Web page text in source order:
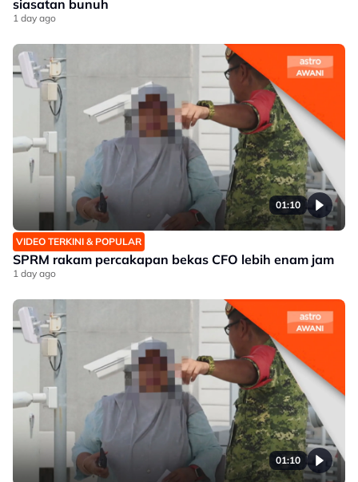
siasatan bunuh
1 day ago
01:10
VIDEO TERKINI & POPULAR
SPRM rakam percakapan bekas CFO lebih enam jam
1 day ago
01:10